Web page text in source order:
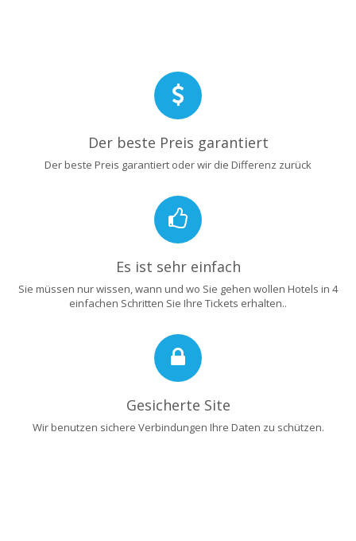
Der beste Preis garantiert
Der beste Preis garantiert oder wir die Differenz zurück
Es ist sehr einfach
Sie müssen nur wissen, wann und wo Sie gehen wollen Hotels in 4
einfachen Schritten Sie Ihre Tickets erhalten..
Gesicherte Site
Wir benutzen sichere Verbindungen Ihre Daten zu schützen.